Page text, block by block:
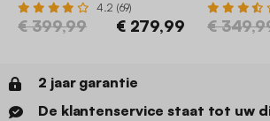
4.2 (69)
€ 399,99 € 279,99 €
2 jaar garantie
De klantenservice staat tot uw